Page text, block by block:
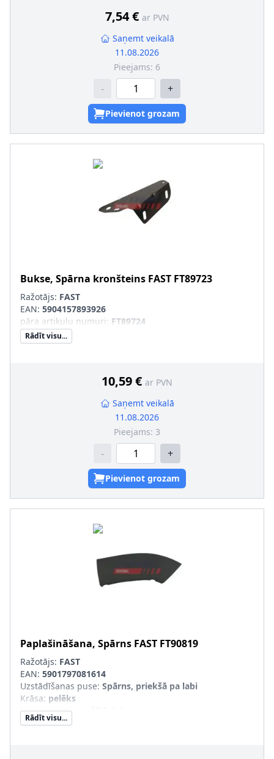
7,54 € ar PVN
Saņemt veikalā
11.08.2026
Pieejams: 6
- +
Pievienot grozam
Bukse, Spārna kronšteins FAST FT89723
Ražotājs: FAST
EAN: 5904157893926
pāra artikulu numuri: FT89724
Rādīt visu...
10,59 € ar PVN
Saņemt veikalā
11.08.2026
Pieejams: 3
- +
Pievienot grozam
Paplašināšana, Spārns FAST FT90819
Ražotājs: FAST
EAN: 5901797081614
Uzstādīšanas puse: Spārns, priekšā pa labi
Krāsa: pelēks
Komponenti:
pāra artikulu numuri
Rādīt visu...